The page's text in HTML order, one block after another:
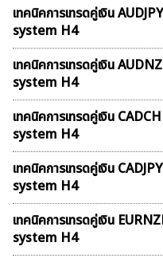
เทคนิคการเทรดคู่เงิน
system H4
เทคนิคการเทรดคู่เงิน
system H4
เทคนิคการเทรดคู่เงิน
system H4
เทคนิคการเทรดคู่เงิน
system H4
เทคนิคการเทรดคู่เงิน
system H4